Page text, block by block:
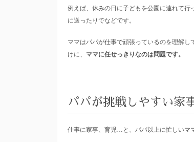
例えば、休みの日に子どもを公園に連れて
に送ったりでなどです。
ママはパパが仕事で頑張っているのを理解
けに、 ママに任せっきりなのは問題です。
パパが挑戦しやすい家
仕事に家事、育児…と、パパ以上に忙しいマ